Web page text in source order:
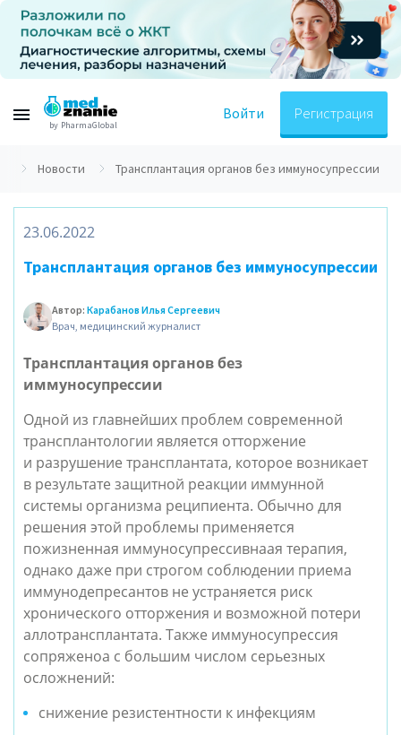
by PharmaGlobal
Войти Регистрация
Новости Трансплантация органов без иммуносупрессии
23.06.2022
Трансплантация органов без иммуносупрессии
Автор: Карабанов Илья Сергеевич
Врач, медицинский журналист
Трансплантация органов без
иммуносупрессии
Одной из главнейших проблем современной
трансплантологии является отторжение
и разрушение трансплантата, которое возникает
в результате защитной реакции иммунной
системы организма реципиента. Обычно для
решения этой проблемы применяется
пожизненная иммуносупрессивнаая терапия,
однако даже при строгом соблюдении приема
иммунодепресантов не устраняется риск
хронического отторжения и возможной потери
аллотрансплантата. Также иммуносупрессия
сопряженоа с большим числом серьезных
осложнений:
снижение резистентности к инфекциям